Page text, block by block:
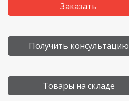
Заказать
Получить консультацию
Товары на складе